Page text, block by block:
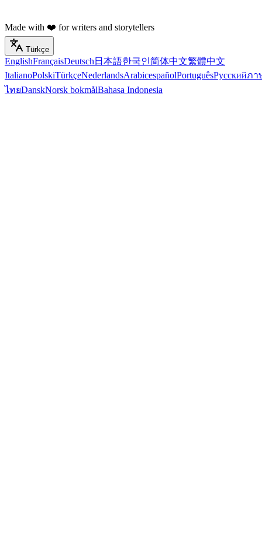
Made with ❤️ for writers and storytellers
Türkçe
EnglishFrançaisDeutsch 日本語한국인简体中文繁體中文
ItalianoPolskiTürkçeNederlandsArabicespañolPortuguêsРусскийภา
ไทยDanskNorsk bokmålBahasa Indonesia